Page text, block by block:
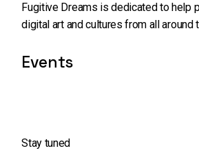
Fugitive Dreams is dedicated to help
digital art and cultures from all around
Events
Stay tuned